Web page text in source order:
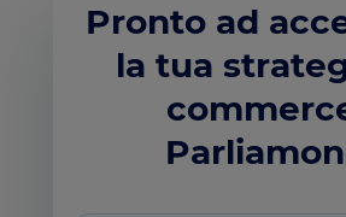
Pronto ad
la tua